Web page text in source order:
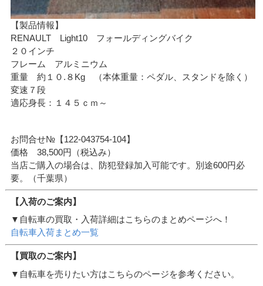
【製品情報】
RENAULT Light10 フォールディングバイク
２０インチ
フレーム アルミニウム
重量 約１０.８Kg （本体重量：ペダル、スタンドを除く）
変速７段
適応身長：１４５ｃｍ～
お問合せ№【122-043754-104】
価格 38,500円（税込み）
当店ご購入の場合は、防犯登録加入可能です。別途600円必
要。（千葉県）
【入荷のご案内】
▼自転車の買取・入荷詳細はこちらのまとめページへ！
自転車入荷まとめ一覧
【買取のご案内】
▼自転車を売りたい方はこちらのページを参考ください。